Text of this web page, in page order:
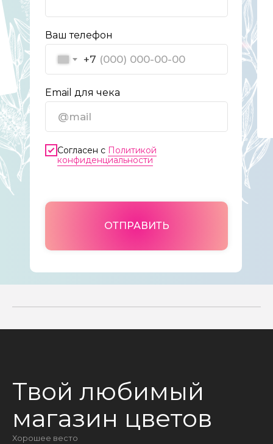
Ваш телефон
+7
Email для чека
Согласен с Политикой
конфиденциальности
ОТПРАВИТЬ
Твой любимый
магазин цветов
Хорошее весто